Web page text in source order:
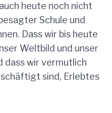
heute noch nicht
Schule und
Dass wir bis heute
Weltbild und unser
dass wir vermutlich
sind, Erlebtes